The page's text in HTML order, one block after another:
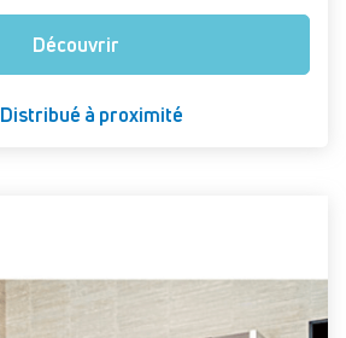
Découvrir
Distribué à proximité